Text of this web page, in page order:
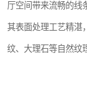
厅空间带来流畅的线
其表面处理工艺精湛
纹、大理石等自然纹